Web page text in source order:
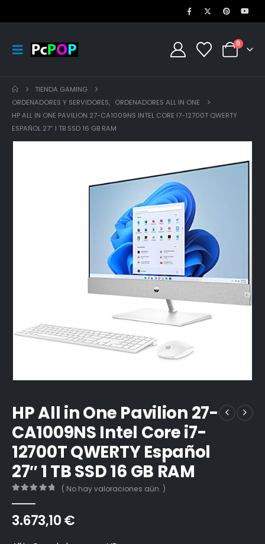
0
TIENDA GAMING
ORDENADORES Y SERVIDORES, ORDENADORES ALL IN ONE
HP ALL IN ONE PAVILION 27-CA1009NS INTEL CORE I7-12700T QWERTY
ESPAÑOL 27″ 1 TB SSD 16 GB RAM
HP All in One Pavilion 27-
CA1009NS Intel Core i7-
12700T QWERTY Español
27″ 1 TB SSD 16 GB RAM
( No hay valoraciones aún. )
3.673,10€